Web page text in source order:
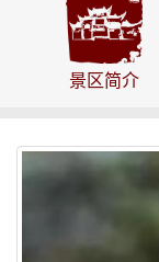
景区简介